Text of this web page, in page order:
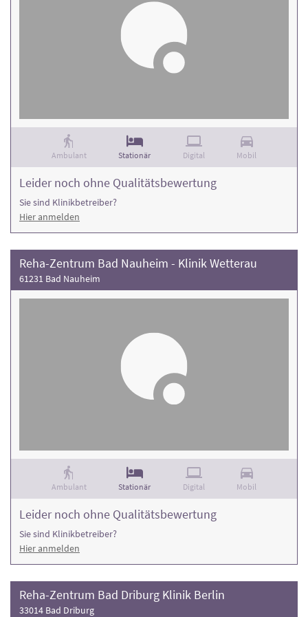
Ambulant Stationär Digital Mobil
Leider noch ohne Qualitätsbewertung
Sie sind Klinikbetreiber?
Hier anmelden
Reha-Zentrum Bad Nauheim - Klinik Wetterau
61231 Bad Nauheim
Ambulant Stationär Digital Mobil
Leider noch ohne Qualitätsbewertung
Sie sind Klinikbetreiber?
Hier anmelden
Reha-Zentrum Bad Driburg Klinik Berlin
33014 Bad Driburg